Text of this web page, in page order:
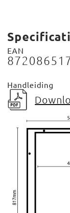
EAN
Handleiding